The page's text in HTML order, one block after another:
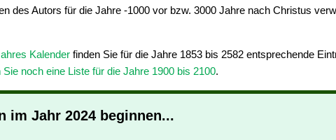
des Autors für die Jahre -1000 vor bzw. 3000 Jahre nach Christus
Kalender finden Sie für die Jahre 1853 bis 2582 entsprechende
Sie noch eine Liste für die Jahre 1900 bis 2100.
im Jahr 2024 beginnen...